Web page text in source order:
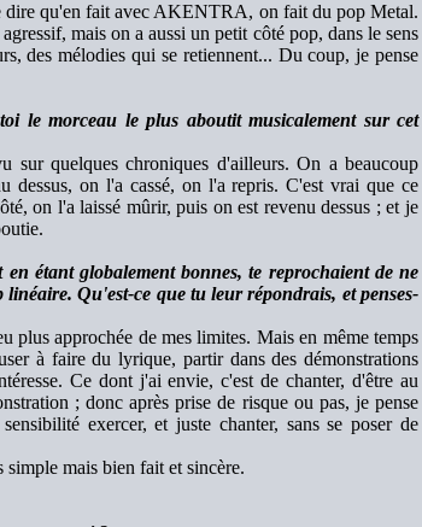
dire qu'en fait avec AKENTRA, on fait du pop Metal.
mais on a aussi un petit côté pop, dans le sens
des mélodies qui se retiennent... Du coup, je pense
le morceau le plus aboutit musicalement sur cet
quelques chroniques d'ailleurs. On a beaucoup
dessus, on l'a cassé, on l'a repris. C'est vrai que ce
on l'a laissé mûrir, puis on est revenu dessus ; et je
étant globalement bonnes, te reprochaient de ne
Qu'est-ce que tu leur répondrais, et penses-
plus approchée de mes limites. Mais en même temps
à faire du lyrique, partir dans des démonstrations
Ce dont j'ai envie, c'est de chanter, d'être au
; donc après prise de risque ou pas, je pense
exercer, et juste chanter, sans se poser de
mais bien fait et sincère.